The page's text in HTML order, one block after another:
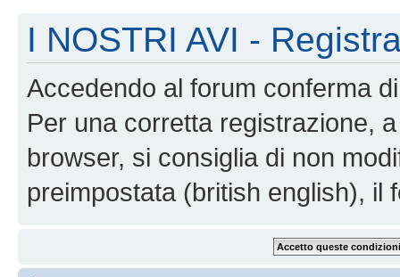
I NOSTRI AVI -
Accedendo al forum conferma
Per una corretta registrazione,
browser, si consiglia di non
preimpostata (british english), il